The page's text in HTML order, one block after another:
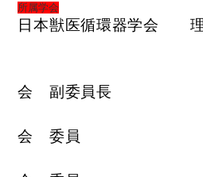
所属学会
日本獣医循環器学会
会 副委員長
会 委員